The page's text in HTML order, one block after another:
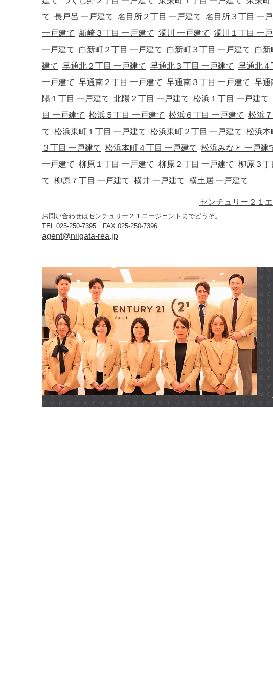
て 長戸呂 一戸建て 名目所２丁目 一戸建て 名目所３丁目 一
一戸建て
新崎３丁目 一戸建て 濁川 一戸建て 濁川１丁目 一
一戸建て
白新町２丁目 一戸建て 白新町３丁目 一戸建て 白新
建て 早通北２丁目 一戸建て 早通北３丁目 一戸建て 早通北４
一戸建て 早通南２丁目 一戸建て 早通南３丁目 一戸建て 早通
陽１丁目 一戸建て 北陽２丁目 一戸建て 松浜１丁目 一戸建て
目 一戸建て 松浜５丁目 一戸建て 松浜６丁目 一戸建て 松浜
て 松浜東町１丁目 一戸建て 松浜東町２丁目 一戸建て 松浜本
３丁目 一戸建て 松浜本町４丁目 一戸建て 松浜みなと 一戸建
一戸建て 柳原１丁目 一戸建て 柳原２丁目 一戸建て 柳原３丁
て 柳原７丁目 一戸建て 横井 一戸建て 横土居 一戸建て
センチュリー２１
お問い合わせはセンチュリー２１エージェントまでどうぞ。
TEL.025-250-7395 FAX.025-250-7396
agent@niigata-rea.jp